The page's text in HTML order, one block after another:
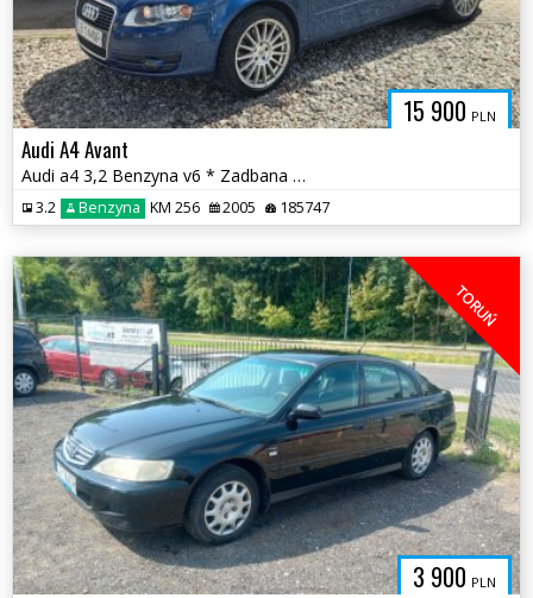
15 900 PLN
Audi A4 Avant
Audi a4 3,2 Benzyna v6 * Zadbana Automat * Szwajcaria * Niski przebieg
3.2 Benzyna KM 256 2005 185747
3 900 PLN
TORUŃ